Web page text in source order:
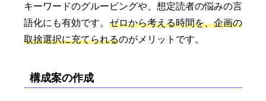
キーワードのグルーピングや、想定読者の悩みの言
語化にも有効です。 ゼロから考える時間を、企画の
取捨選択に充てられるのがメリットです。
構成案の作成